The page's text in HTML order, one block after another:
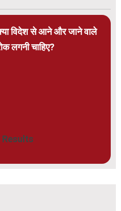
विदेश से आने और जाने वाले
लगनी चाहिए?